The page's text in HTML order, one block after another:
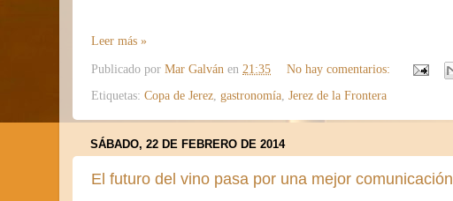
Leer más »
Publicado por Mar Galván en 21:35
No hay comentarios:
Etiquetas: Copa de Jerez gastronomía Jerez de la Frontera
SÁBADO, 22 DE FEBRERO DE 2014
El futuro del vino pasa por una mejor comunicación